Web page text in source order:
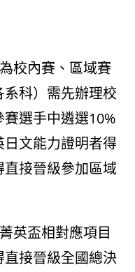
校內賽、區域賽
科）需先辦理校
賽選手中遴選10%
文能力證明者得
接晉級參加區域
英盃相對應項目
接晉級全國總決